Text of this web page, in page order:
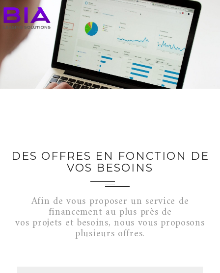
DES OFFRES EN FONCTION DE
VOS BESOINS
Afin de vous proposer un service de
financement au plus près de
vos projets et besoins, nous vous proposons
plusieurs offres.